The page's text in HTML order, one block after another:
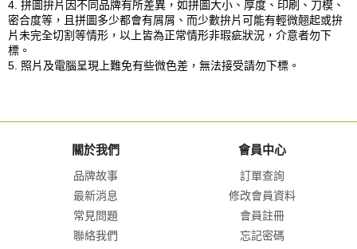
4. 拼圖拚片因不同品牌有所差異，如拼圖大小、厚度、印刷、刀模、
密合度等，且拼圖多少都會有屑屑、而少數拚片可能有輕微翹起或拚
片未完全切割等情形，以上皆為正常情形非瑕疵狀況，介意者勿下
標。
5. 照片及電腦呈現上難免有些微色差，無法接受請勿下標。
關於我們
品牌故事
最新消息
常見問題
聯絡我們
會員中心
訂單查詢
修改會員資料
會員註冊
忘記密碼